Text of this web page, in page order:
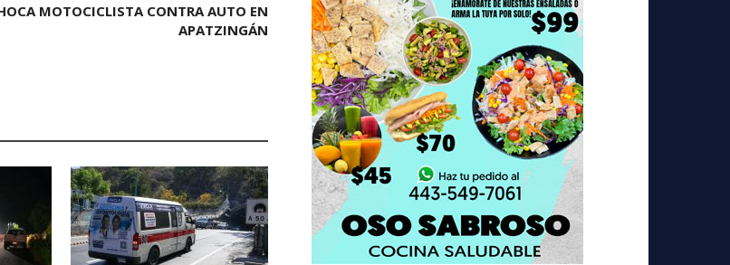
MOTOCICLISTA CONTRA AUTO EN
APATZINGÁN